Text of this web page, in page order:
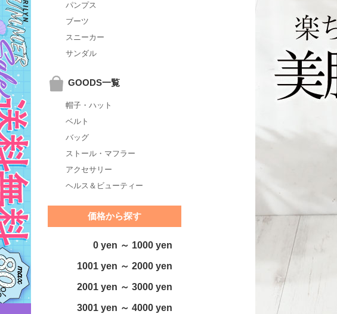
パンプス
ブーツ
スニーカー
サンダル
GOODS一覧
帽子・ハット
ベルト
バッグ
ストール・マフラー
アクセサリー
ヘルス＆ビューティー
価格から探す
0 yen ～ 1000 yen
1001 yen ～ 2000 yen
2001 yen ～ 3000 yen
3001 yen ～ 4000 yen